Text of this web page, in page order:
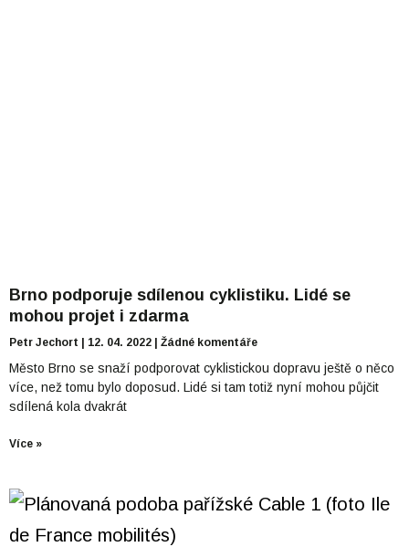
Brno podporuje sdílenou cyklistiku. Lidé se
mohou projet i zdarma
Petr Jechort 12. 04. 2022 Žádné komentáře
Město Brno se snaží podporovat cyklistickou dopravu ještě o něco
více, než tomu bylo doposud. Lidé si tam totiž nyní mohou půjčit
sdílená kola dvakrát
Více »